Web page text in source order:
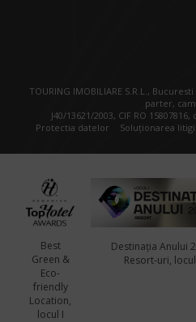
TOURING IMOBILIARE S.R.L.,
parter,
J40/13621/2003, CIF RO
Protectia datelor
Soluționarea
Best
Green &
Eco-
friendly
Location,
locul I
Destinația Anului
Resort-uri,